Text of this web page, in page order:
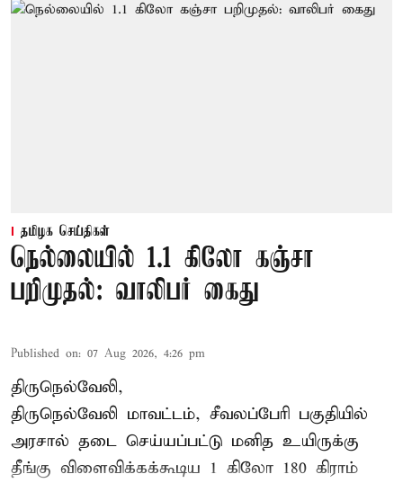
தமிழக செய்திகள்
நெல்லையில் 1.1 கிலோ கஞ்சா
பறிமுதல்: வாலிபர் கைது
Published on: 07 Aug 2026, 4:26 pm
திருநெல்வேலி,
திருநெல்வேலி மாவட்டம், சீவலப்பேரி பகுதியில்
அரசால் தடை செய்யப்பட்டு மனித உயிருக்கு
தீங்கு விளைவிக்கக்கூடிய 1 கிலோ 180 கிராம்